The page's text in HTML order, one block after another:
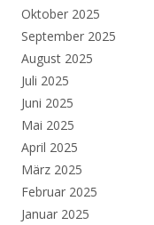
Oktober 2025
September 2025
August 2025
Juli 2025
Juni 2025
Mai 2025
April 2025
März 2025
Februar 2025
Januar 2025